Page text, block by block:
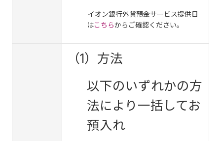
イオン銀行外貨預金サービス提供日
はこちらからご確認ください。
（1）方法
以下のいずれかの方
法により一括してお
預入れ